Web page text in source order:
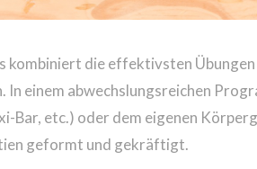
kombiniert die effektivsten
In einem abwechslungsreichen
Bar, etc.) oder dem eigenen
geformt und gekräftigt.